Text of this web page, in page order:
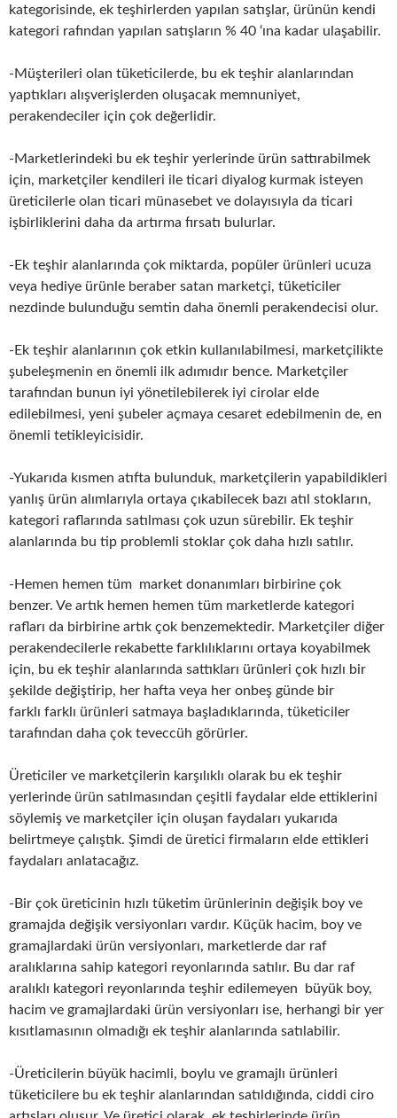
kategorisinde, ek teşhirlerden yapılan satışlar, ürünün kendi
kategori rafından yapılan satışların % 40 ‘ına kadar ulaşabilir.
-Müşterileri olan tüketicilerde, bu ek teşhir alanlarından
yaptıkları alışverişlerden oluşacak memnuniyet,
perakendeciler için çok değerlidir.
-Marketlerindeki bu ek teşhir yerlerinde ürün sattırabilmek
için, marketçiler kendileri ile ticari diyalog kurmak isteyen
üreticilerle olan ticari münasebet ve dolayısıyla da ticari
işbirliklerini daha da artırma fırsatı bulurlar.
-Ek teşhir alanlarında çok miktarda, popüler ürünleri ucuza
veya hediye ürünle beraber satan marketçi, tüketiciler
nezdinde bulunduğu semtin daha önemli perakendecisi olur.
-Ek teşhir alanlarının çok etkin kullanılabilmesi, marketçilikte
şubeleşmenin en önemli ilk adımıdır bence. Marketçiler
tarafından bunun iyi yönetilebilerek iyi cirolar elde
edilebilmesi, yeni şubeler açmaya cesaret edebilmenin de, en
önemli tetikleyicisidir.
-Yukarıda kısmen atıfta bulunduk, marketçilerin yapabildikleri
yanlış ürün alımlarıyla ortaya çıkabilecek bazı atıl stokların,
kategori raflarında satılması çok uzun sürebilir. Ek teşhir
alanlarında bu tip problemli stoklar çok daha hızlı satılır.
-Hemen hemen tüm market donanımları birbirine çok
benzer. Ve artık hemen hemen tüm marketlerde kategori
rafları da birbirine artık çok benzemektedir. Marketçiler diğer
perakendecilerle rekabette farklılıklarını ortaya koyabilmek
için, bu ek teşhir alanlarında sattıkları ürünleri çok hızlı bir
şekilde değiştirip, her hafta veya her onbeş günde bir
farklı farklı ürünleri satmaya başladıklarında, tüketiciler
tarafından daha çok teveccüh görürler.
Üreticiler ve marketçilerin karşılıklı olarak bu ek teşhir
yerlerinde ürün satılmasından çeşitli faydalar elde ettiklerini
söylemiş ve marketçiler için oluşan faydaları yukarıda
belirtmeye çalıştık. Şimdi de üretici firmaların elde ettikleri
faydaları anlatacağız.
-Bir çok üreticinin hızlı tüketim ürünlerinin değişik boy ve
gramajda değişik versiyonları vardır. Küçük hacim, boy ve
gramajlardaki ürün versiyonları, marketlerde dar raf
aralıklarına sahip kategori reyonlarında satılır. Bu dar raf
aralıklı kategori reyonlarında teşhir edilemeyen büyük boy,
hacim ve gramajlardaki ürün versiyonları ise, herhangi bir yer
kısıtlamasının olmadığı ek teşhir alanlarında satılabilir.
-Üreticilerin büyük hacimli, boylu ve gramajlı ürünleri
tüketicilere bu ek teşhir alanlarından satıldığında, ciddi ciro